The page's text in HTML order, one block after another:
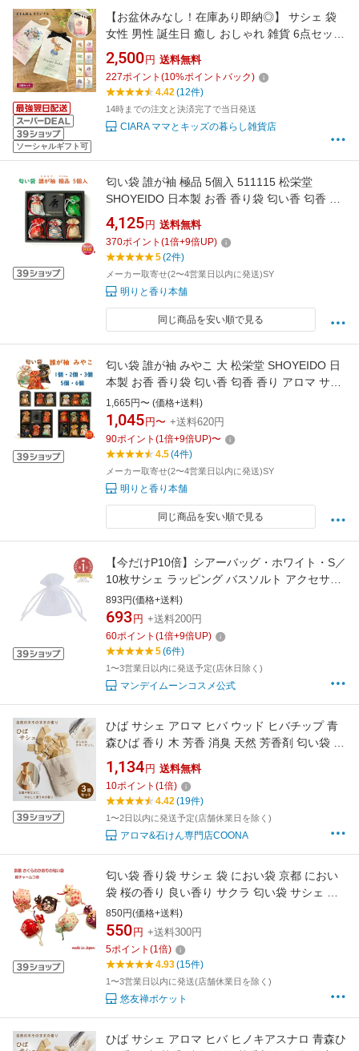
ソーシャルギフト可
【お盆休みなし！在庫あり即納◎】 サシェ 袋
女性 男性 誕生日 癒し おしゃれ 雑貨 6点セット
ルームフレグランス 芳香剤 香り袋 クローゼッ
ト 部屋 吊り下げ ローズ ホワイトムスク グレー
プフルーツ バラ ラベンダー サクラ アロマ 長持
ち 花 プレゼント ギフト 夏
2,500 円 送料無料
227ポイント (10%ポイントバック)
4.42(12件)
14時までの注文と決済完了で当日発送
CIARA ママとキッズの暮らし雑貨店
匂い袋 誰が袖 極品 5個入 511115 松栄堂
SHOYEIDO 日本製 お香 香り袋 匂い香 匂香 香
り アロマ サシェ 携帯用 敬老の日 和風 プレゼ
ント クリスマス 巾着 巾着袋 贈り物 たがそで
着物
4,125 円 送料無料
370ポイント (1倍+9倍UP)
5(2件)
メーカー取寄せ(2〜4営業日以内に発送)SY
明りと香り本舗
同じ商品を安い順で見る
匂い袋 誰が袖 みやこ 大 松栄堂 SHOYEIDO 日
本製 お香 香り袋 匂い香 匂香 香り アロマ サシ
ェ 携帯用 敬老の日 和風 プレゼント クリスマス
巾着 巾着袋 贈り物 たがそで 着物
1,665円〜 (価格+送料)
1,045 円〜 +送料620円
90ポイント (1倍+9倍UP)〜
4.5(4件)
メーカー取寄せ(2〜4営業日以内に発送)SY
明りと香り本舗
同じ商品を安い順で見る
【今だけP10倍】シアーバッグ・ホワイト・S／
10枚サシェ ラッピング バスソルト アクセサリ
ー入れ 小物入れ 袋 ハーブを入れてにおい袋に
ポプリ
893円(価格+送料)
693 円 +送料200円
60ポイント (1倍+9倍UP)
5(6件)
1〜3営業日以内に発送予定(店休日除く)
マンデイムーンコスメ公式
ひば サシェ アロマ ヒバ ウッド ヒバチップ 青
森ひば 香り 木 芳香 消臭 天然 芳香剤 匂い袋 国
産 (3 個セット)
1,134 円 送料無料
10ポイント (1倍)
4.42(19件)
1〜2日以内に発送予定(店舗休業日を除く)
アロマ&石けん専門店COONA
匂い袋 香り袋 サシェ 袋 におい袋 京都 におい
袋 桜の香り 良い香り サクラ 匂い袋 サシェ 袋
和柄 巾着袋 さくらの香り いい香り 巾着 和柄
サクラの香り 匂い袋 チャーム付き 日本製 プレ
ゼント 京都 お土産 雑貨 外国人 お土産 雑貨 お
土産 外国人
850円(価格+送料)
550 円 +送料300円
5ポイント (1倍)
4.93(15件)
1〜3営業日以内に発送(店舗休業日を除く)
悠友禅ポケット
ひば サシェ アロマ ヒバ ヒノキアスナロ 青森ひ